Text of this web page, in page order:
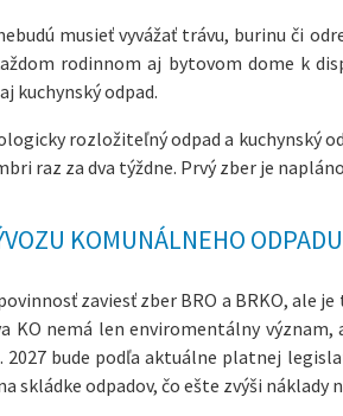
musieť vyvážať trávu, burinu či
rodinnom aj bytovom dome k
kuchynský odpad.
rozložiteľný odpad a kuchynský
raz za dva týždne. Prvý zber je
KOMUNÁLNEHO ODPADU
zaviesť zber BRO a BRKO, ale
KO nemá len enviromentálny
2027 bude podľa aktuálne platnej
skládke odpadov, čo ešte zvýši náklady